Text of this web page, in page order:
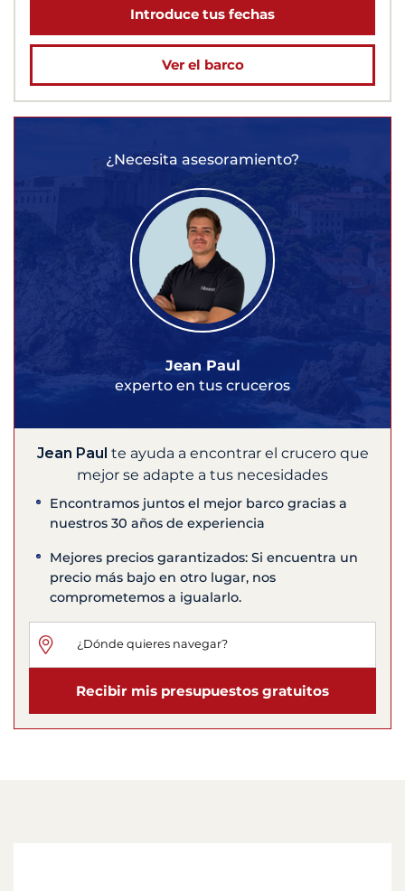
Introduce tus fechas
Ver el barco
¿Necesita asesoramiento?
Jean Paul
experto en tus cruceros
Jean Paul te ayuda a encontrar el crucero que
mejor se adapte a tus necesidades
Encontramos juntos el mejor barco gracias a
nuestros 30 años de experiencia
Mejores precios garantizados: Si encuentra un
precio más bajo en otro lugar, nos
comprometemos a igualarlo.
Recibir mis presupuestos gratuitos